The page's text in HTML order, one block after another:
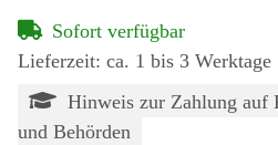
Sofort verfügbar
Lieferzeit: ca. 1 bis 3 Werktage
Hinweis zur Zahlung auf
und Behörden